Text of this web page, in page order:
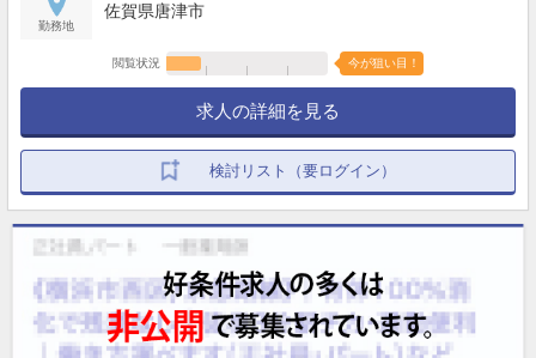
勤務地
佐賀県唐津市
閲覧状況 今が狙い目！
求人の詳細を見る
検討リスト（要ログイン）